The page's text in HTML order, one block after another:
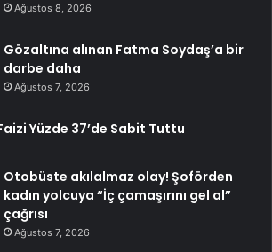
Ağustos 8, 2026
Gözaltına alınan Fatma Soydaş’a bir
darbe daha
Ağustos 7, 2026
Yüzde 37’de Sabit Tuttu
Otobüste akılalmaz olay! Şoförden
kadın yolcuya “İç çamaşırını gel al”
çağrısı
Ağustos 7, 2026